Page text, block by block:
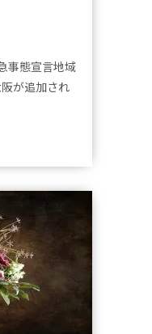
事態宣言地域
が追加され